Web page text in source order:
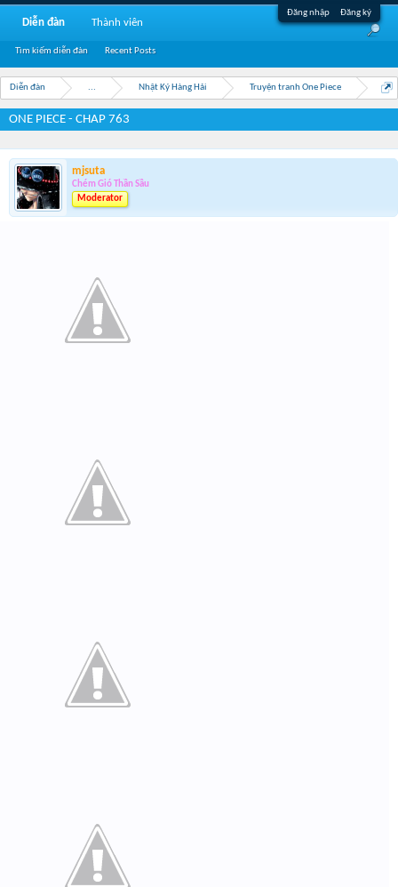
Đăng nhập Đăng ký
Diễn đàn ... Nhật Ký Hàng Hải Truyện tranh One Piece
ONE PIECE - CHAP 763
mjsuta
Chém Gió Thần Sầu
Moderator
Diễn đàn
Tìm kiếm diễn đàn Recent Posts
Thành viên